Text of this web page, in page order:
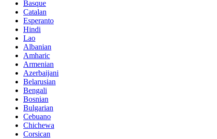
Basque
Catalan
Esperanto
Hindi
Lao
Albanian
Amharic
Armenian
Azerbaijani
Belarusian
Bengali
Bosnian
Bulgarian
Cebuano
Chichewa
Corsican